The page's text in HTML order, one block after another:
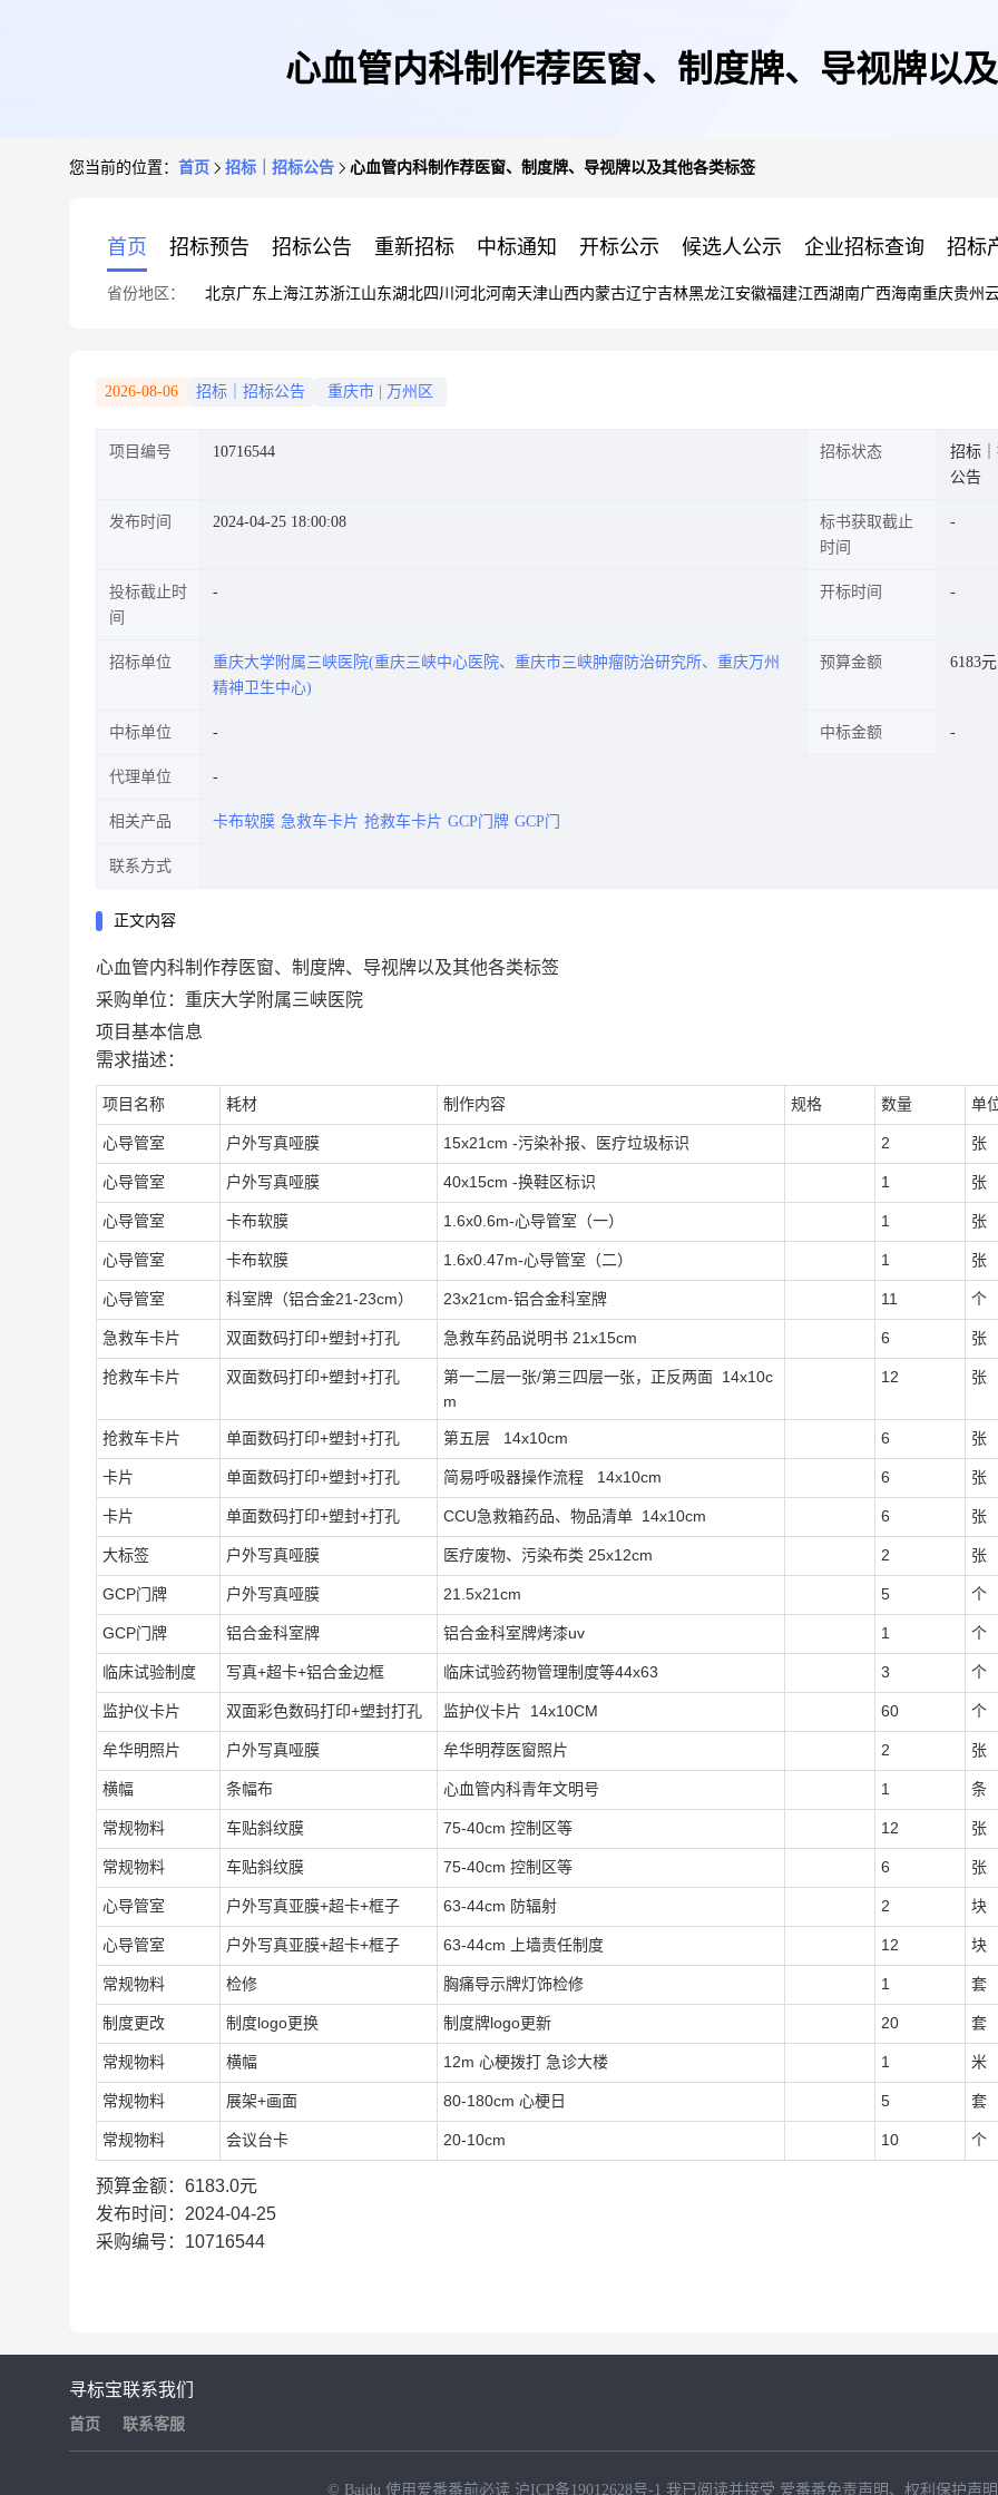
心血管内科制作荐医窗、制度牌、导视牌以
您当前的位置： 首页 招标｜招标公告 心血管内科制作荐医窗、制度牌、导视牌以及其他各类标签
首页 招标预告 招标公告 重新招标 中标通知 开标公示 候选人公示 企业招标查询 招标
省份地区： 北京广东 上海江苏浙江山东湖北四川 河北河南天津山西内蒙古辽宁吉林黑龙江安徽福建江西湖南广西海南重庆贵州
2026-08-06 招标｜招标公告 重庆市 万州区
项目编号 10716544 招标状态
招标
公告
发布时间 2024-04-25 18:00:08
标书获取截止
时间
投标截止时
间
开标时间
招标单位
重庆大学附属三峡医院(重庆三峡中心医院、重庆市三峡肿瘤防治研究所、重庆万州
精神卫生中心)
预算金额 6183元
中标单位 中标金额
代理单位
相关产品 卡布软膜 急救车卡片 抢救车卡片 GCP门牌 GCP门
联系方式
正文内容
心血管内科制作荐医窗、制度牌、导视牌以及其他各类标签
采购单位：重庆大学附属三峡医院
项目基本信息
需求描述：
项目名称 耗材 制作内容 规格 数量 单
心导管室 户外写真哑膜 15x21cm -污染补报、医疗垃圾标识 2 张
心导管室 户外写真哑膜 40x15cm -换鞋区标识 1 张
心导管室 卡布软膜 1.6x0.6m-心导管室（一） 1 张
心导管室 卡布软膜 1.6x0.47m-心导管室（二） 1 张
心导管室 科室牌（铝合金21-23cm） 23x21cm-铝合金科室牌 11 个
急救车卡片 双面数码打印+塑封+打孔 急救车药品说明书 21x15cm 6 张
抢救车卡片 双面数码打印+塑封+打孔
第一二层一张/第三四层一张，正反两面 14x10c
m
12 张
抢救车卡片 单面数码打印+塑封+打孔 第五层 14x10cm 6 张
卡片 单面数码打印+塑封+打孔 简易呼吸器操作流程 14x10cm 6 张
卡片 单面数码打印+塑封+打孔 CCU急救箱药品、物品清单 14x10cm 6 张
大标签 户外写真哑膜 医疗废物、污染布类 25x12cm 2 张
GCP门牌 户外写真哑膜 21.5x21cm 5 个
GCP门牌 铝合金科室牌 铝合金科室牌烤漆uv 1 个
临床试验制度 写真+超卡+铝合金边框 临床试验药物管理制度等44x63 3 个
监护仪卡片 双面彩色数码打印+塑封打孔 监护仪卡片 14x10CM 60 个
牟华明照片 户外写真哑膜 牟华明荐医窗照片 2 张
横幅 条幅布 心血管内科青年文明号 1 条
常规物料 车贴斜纹膜 75-40cm 控制区等 12 张
常规物料 车贴斜纹膜 75-40cm 控制区等 6 张
心导管室 户外写真亚膜+超卡+框子 63-44cm 防辐射 2 块
心导管室 户外写真亚膜+超卡+框子 63-44cm 上墙责任制度 12 块
常规物料 检修 胸痛导示牌灯饰检修 1 套
制度更改 制度logo更换 制度牌logo更新 20 套
常规物料 横幅 12m 心梗拨打 急诊大楼 1 米
常规物料 展架+画面 80-180cm 心梗日 5 套
常规物料 会议台卡 20-10cm 10 个
预算金额：6183.0元
发布时间：2024-04-25
采购编号：10716544
寻标宝
首页
联系我们
联系客服
© Baidu 使用爱番番前必读 沪ICP备19012628号-1 我已阅读并接受 爱番番免责声明 、 权利保护声明